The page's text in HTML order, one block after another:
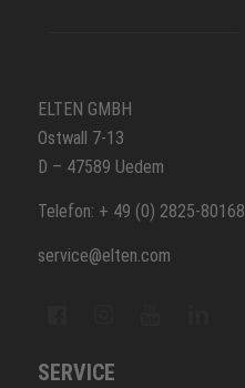
ELTEN GMBH
Ostwall 7-13
D – 47589 Uedem
Telefon: + 49 (0) 2825-80168
service@elten.com
SERVICE